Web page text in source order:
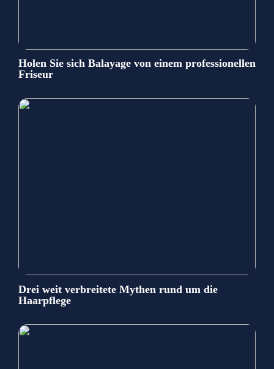
Holen Sie sich Balayage von einem professionellen
Friseur
Drei weit verbreitete Mythen rund um die
Haarpflege